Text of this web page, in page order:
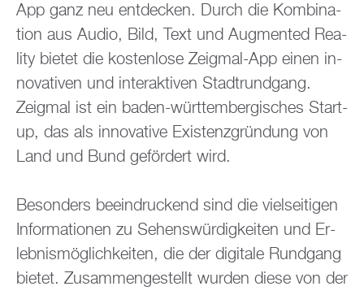
App ganz neu ent­de­cken. Durch die Kom­bi­na­
ti­on aus Audio, Bild, Text und Aug­men­ted Rea­
li­ty bie­tet die kos­ten­lo­se Zeig­mal-App einen in­
no­va­ti­ven und in­ter­ak­ti­ven Stadt­rund­gang.
Zeig­mal ist ein baden-würt­tem­ber­gi­sches Start-
up, das als in­no­va­ti­ve Exis­tenz­grün­dung von
Land und Bund ge­för­dert wird.
Be­son­ders be­ein­dru­ckend sind die viel­sei­ti­gen
In­for­ma­tio­nen zu Se­hens­wür­dig­kei­ten und Er­
leb­nis­mög­lich­kei­ten, die der di­gi­ta­le Rund­gang
bie­tet. Zu­sam­men­ge­stellt wur­den diese von der